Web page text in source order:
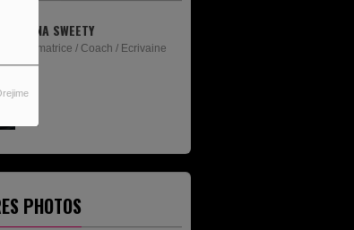
ANNA SWEETY
Animatrice / Coach / Ecrivaine
PHOTOS